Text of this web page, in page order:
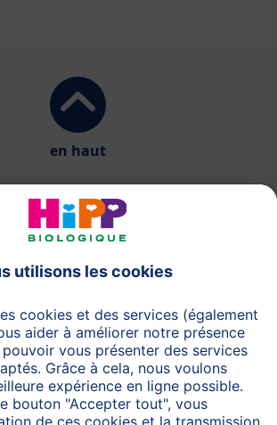
en haut
HiPP Grossesse
données
Protection d'utilisation
légales
A propos de HiPP